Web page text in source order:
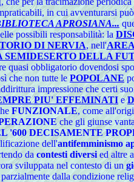
in cui avventurarsi
APROSIANA...
possibili responsabilità: la
DI NERVIA, nell'
SEMIDESERTO DELLA
quasi obbligatorio dovendosi
che non tutte lePOPOLANE
impressione che certi
PIU' EFFEMINATIe
FUNZIONALE, come
che gli giunse
DECISAMENTE
dell'antifemminismo
da contesti diversi ed altre
sviluppata nel contesto di un
dalla condizione